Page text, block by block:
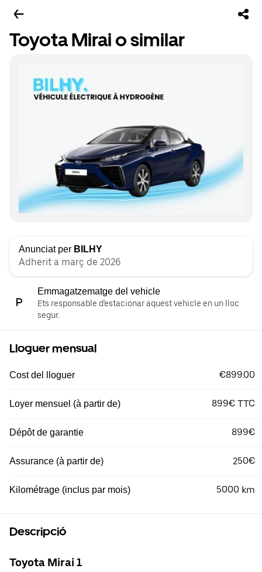
Toyota Mirai o similar
Anunciat per BILHY
Adherit a març de 2026
Emmagatzematge del vehicle
Ets responsable d'estacionar aquest vehicle en un lloc
segur.
Lloguer mensual
Cost del lloguer €899.00
Loyer mensuel (à partir de) 899€ TTC
Dépôt de garantie 899€
Assurance (à partir de) 250€
Kilométrage (inclus par mois) 5000 km
Descripció
Toyota Mirai 1